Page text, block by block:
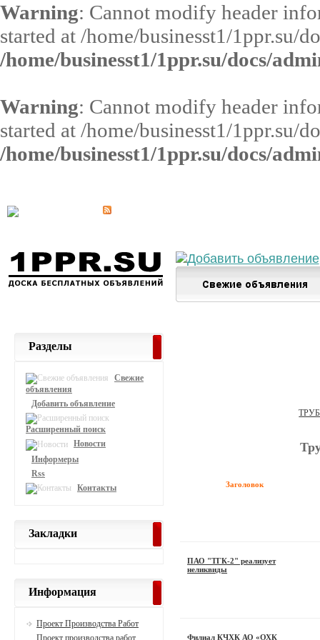
Warning: Cannot modify header
started at /home/businesst1/1ppr.su/
/home/businesst1/1ppr.su/docs/
Warning: Cannot modify header
started at /home/businesst1/1ppr.su/
/home/businesst1/1ppr.su/docs/
Заголовок
ПАО "ТГК-2" реализует
неликвиды
Филиал КЧХК АО «ОХК
Разделы
Свежие
объявления
Добавить объявление
Расширенный поиск
Новости
Информеры
Rss
Контакты
Закладки
Информация
Проект Производства Работ
Проект производства работ